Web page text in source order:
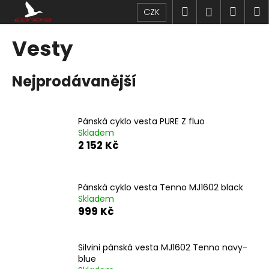
obsah
CZK Hledat
Vesty
Nejprodávanější
Pánská cyklo vesta PURE Z fluo
Skladem
2 152 Kč
Pánská cyklo vesta Tenno MJ1602 black
Skladem
999 Kč
Silvini pánská vesta MJ1602 Tenno navy-
blue
o
o